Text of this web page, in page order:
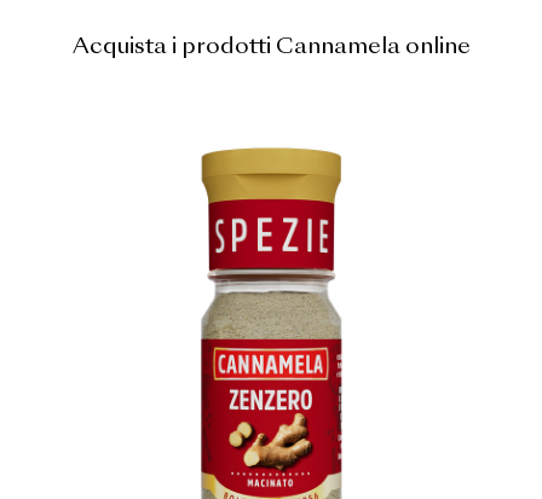
Acquista i prodotti Cannamela online